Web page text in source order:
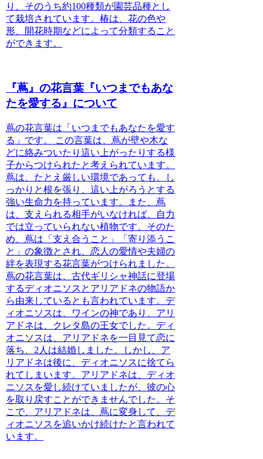
り、そのうち約100種類が園芸品種とし
て栽培されています。椿は、花の色や
形、開花時期などによって分類すること
ができます。
『蔦』の花言葉『いつまでもあな
たを愛する』について
蔦の花言葉は「いつまでもあなたを愛す
る」です。
この言葉は、蔦が壁や木な
どに絡みついたり這い上がったりする様
子からつけられたと考えられています。
蔦は、たとえ厳しい環境であっても、し
っかりと根を張り、這い上がろうとする
強い生命力を持っています。また、蔦
は、支えられる相手がいなければ、自力
では立っていられない植物です。そのた
め、蔦は「支え合うこと」「寄り添うこ
と」の象徴とされ、恋人の愛情や夫婦の
絆を表現する花言葉がつけられました。
蔦の花言葉は、古代ギリシャ神話に登場
するディオニソスとアリアドネの物語か
ら由来している とも言われています。デ
ィオニソスは、ワインの神であり、アリ
アドネは、クレタ島の王女でした。ディ
オニソスは、アリアドネを一目見て恋に
落ち、2人は結婚しました。しかし、ア
リアドネは後に、ディオニソスに捨てら
れてしまいます。アリアドネは、ディオ
ニソスを愛し続けていましたが、彼の心
を取り戻すことができませんでした。そ
こで、アリアドネは、蔦に変身して、デ
ィオニソスを追いかけ続けたと言われて
います。